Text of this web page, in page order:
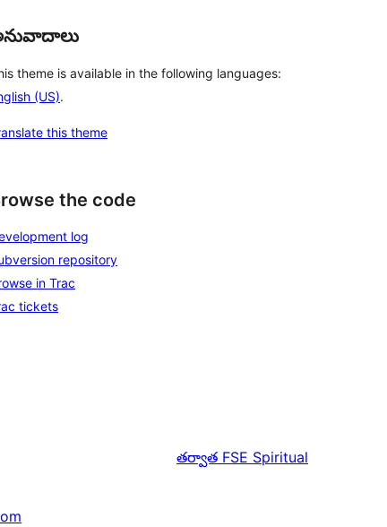
theme is available in the following languages:
(US).
this theme
the code
log
repository
in Trac
tickets
తర్వాత FSE Spiritual